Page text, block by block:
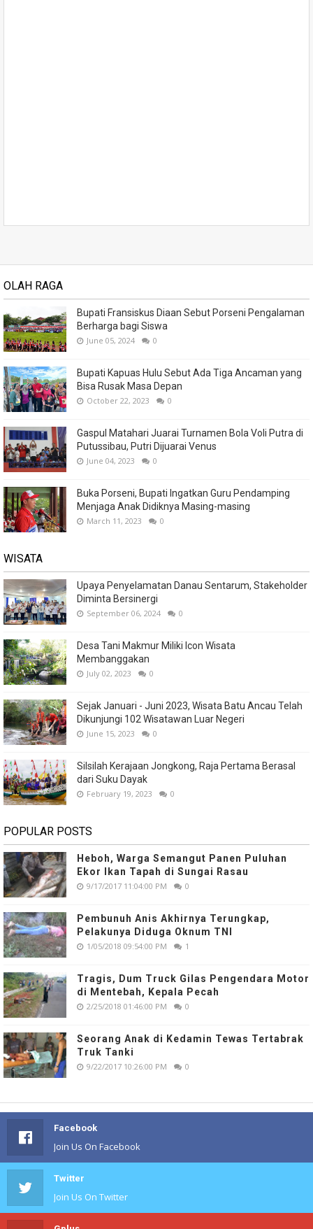
OLAH RAGA
Bupati Fransiskus Diaan Sebut Porseni Pengalaman
Berharga bagi Siswa
June 05, 2024 0
Bupati Kapuas Hulu Sebut Ada Tiga Ancaman yang
Bisa Rusak Masa Depan
October 22, 2023 0
Gaspul Matahari Juarai Turnamen Bola Voli Putra di
Putussibau, Putri Dijuarai Venus
June 04, 2023 0
Buka Porseni, Bupati Ingatkan Guru Pendamping
Menjaga Anak Didiknya Masing-masing
March 11, 2023 0
WISATA
Upaya Penyelamatan Danau Sentarum, Stakeholder
Diminta Bersinergi
September 06, 2024 0
Desa Tani Makmur Miliki Icon Wisata
Membanggakan
July 02, 2023 0
Sejak Januari - Juni 2023, Wisata Batu Ancau Telah
Dikunjungi 102 Wisatawan Luar Negeri
June 15, 2023 0
Silsilah Kerajaan Jongkong, Raja Pertama Berasal
dari Suku Dayak
February 19, 2023 0
POPULAR POSTS
Heboh, Warga Semangut Panen Puluhan
Ekor Ikan Tapah di Sungai Rasau
9/17/2017 11:04:00 PM 0
Pembunuh Anis Akhirnya Terungkap,
Pelakunya Diduga Oknum TNI
1/05/2018 09:54:00 PM 1
Tragis, Dum Truck Gilas Pengendara Motor
di Mentebah, Kepala Pecah
2/25/2018 01:46:00 PM 0
Seorang Anak di Kedamin Tewas Tertabrak
Truk Tanki
9/22/2017 10:26:00 PM 0
Facebook
Join Us On Facebook
Twitter
Join Us On Twitter